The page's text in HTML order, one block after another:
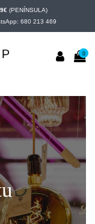
(PENÍNSULA)
680 213 469
0